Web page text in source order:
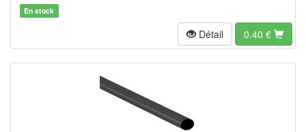
En stock
Détail 0.40 €